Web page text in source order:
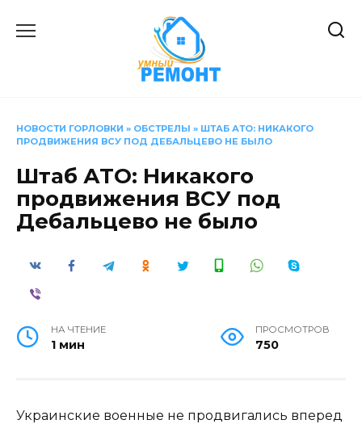
НОВОСТИ ГОРЛОВКИ » ОБСТРЕЛЫ » ШТАБ АТО: НИКАКОГО
ПРОДВИЖЕНИЯ ВСУ ПОД ДЕБАЛЬЦЕВО НЕ БЫЛО
Штаб АТО: Никакого
продвижения ВСУ под
Дебальцево не было
НА ЧТЕНИЕ
1 мин
ПРОСМОТРОВ
750
Украинские военные не продвигались вперед